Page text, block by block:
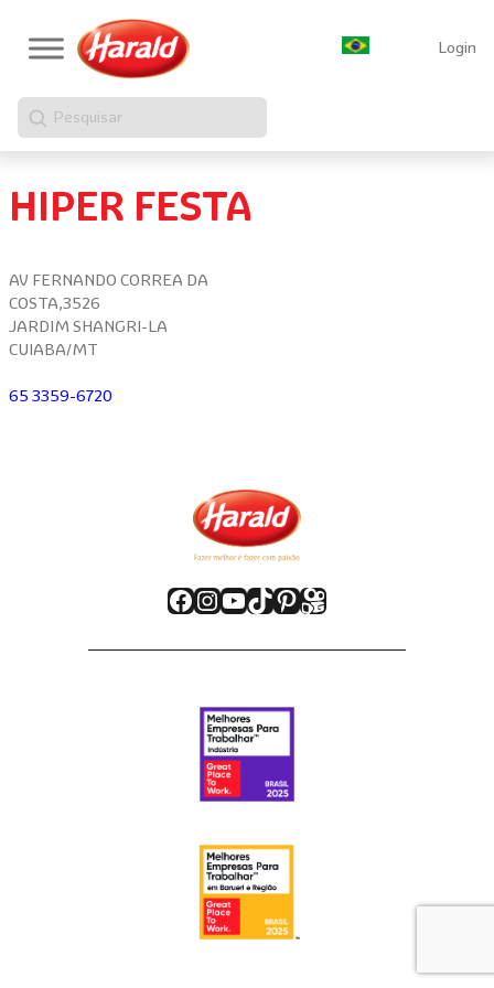
Login
Pesquisar
HIPER FESTA
AV FERNANDO CORREA DA
COSTA,3526
JARDIM SHANGRI-LA
CUIABA/MT
65 3359-6720
Facebook
Instagram
Youtube
TikTok
Pinterest
Kwai